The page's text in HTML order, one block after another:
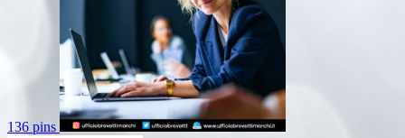
136 pins